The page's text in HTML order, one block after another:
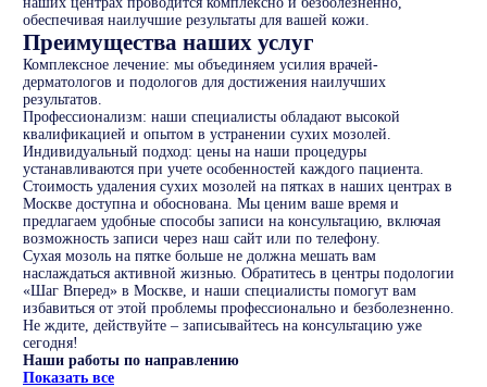
обеспечивая наилучшие результаты для вашей кожи.
Преимущества наших услуг
Комплексное лечение: мы объединяем усилия врачей-
дерматологов и подологов для достижения наилучших
результатов.
Профессионализм: наши специалисты обладают высокой
квалификацией и опытом в устранении сухих мозолей.
Индивидуальный подход: цены на наши процедуры
устанавливаются при учете особенностей каждого пациента.
Стоимость удаления сухих мозолей на пятках в наших центрах в
Москве доступна и обоснована. Мы ценим ваше время и
предлагаем удобные способы записи на консультацию, включая
возможность записи через наш сайт или по телефону.
Сухая мозоль на пятке больше не должна мешать вам
наслаждаться активной жизнью. Обратитесь в центры подологии
«Шаг Вперед» в Москве, и наши специалисты помогут вам
избавиться от этой проблемы профессионально и безболезненно.
Не ждите, действуйте – записывайтесь на консультацию уже
сегодня!
Наши работы по направлению
Показать все